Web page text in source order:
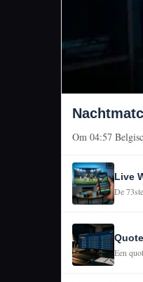
Om 04:57
Live
De
Een